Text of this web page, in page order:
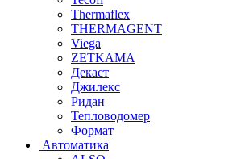
Thermaflex
THERMAGENT
Viega
ZETKAMA
Декаст
Джилекс
Ридан
Тепловодомер
Формат
Автоматика